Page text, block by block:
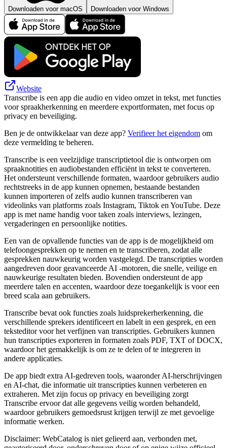
Downloaden voor macOS Downloaden voor Windows
Website
Transcribe is een app die audio en video omzet in tekst, met functies
voor spraakherkenning en meerdere exportformaten, met focus op
privacy en beveiliging.
Ben je de ontwikkelaar van deze app? Verifieer het eigendom om
deze vermelding te beheren.
Transcribe is een veelzijdige transcriptietool die is ontworpen om
spraaknotities en audiobestanden efficiënt in tekst te converteren.
Het ondersteunt verschillende formaten, waardoor gebruikers audio
rechtstreeks in de app kunnen opnemen, bestaande bestanden
kunnen importeren of zelfs audio kunnen transcriberen van
videolinks van platforms zoals Instagram, Tiktok en YouTube. Deze
app is met name handig voor taken zoals interviews, lezingen,
vergaderingen en persoonlijke notities.
Een van de opvallende functies van de app is de mogelijkheid om
telefoongesprekken op te nemen en te transcriberen, zodat alle
gesprekken nauwkeurig worden vastgelegd. De transcripties worden
aangedreven door geavanceerde AI -motoren, die snelle, veilige en
nauwkeurige resultaten bieden. Bovendien ondersteunt de app
meerdere talen en accenten, waardoor deze toegankelijk is voor een
breed scala aan gebruikers.
Transcribe bevat ook functies zoals luidsprekerherkenning, die
verschillende sprekers identificeert en labelt in een gesprek, en een
teksteditor voor het verfijnen van transcripties. Gebruikers kunnen
hun transcripties exporteren in formaten zoals PDF, TXT of DOCX,
waardoor het gemakkelijk is om ze te delen of te integreren in
andere applicaties.
De app biedt extra AI-gedreven tools, waaronder AI-herschrijvingen
en AI-chat, die informatie uit transcripties kunnen verbeteren en
extraheren. Met zijn focus op privacy en beveiliging zorgt
Transcribe ervoor dat alle gegevens veilig worden behandeld,
waardoor gebruikers gemoedsrust krijgen terwijl ze met gevoelige
informatie werken.
Disclaimer: WebCatalog is niet gelieerd aan, verbonden met,